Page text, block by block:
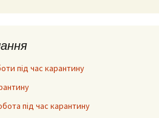
під час карантину
під час карантину